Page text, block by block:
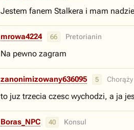
Jestem fanem Stalkera i mam
mrowa4224 66 Pretorianin
Na pewno zagram
zanonimizowany636095 5 Chorąży
to juz trzecia czesc wychodzi, a ja
Boras_NPC 40 Konsul